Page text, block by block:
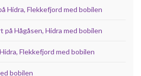
Hidra, Flekkefjord med bobilen
Hågåsen, Hidra med bobilen
Flekkefjord med bobilen
bobilen